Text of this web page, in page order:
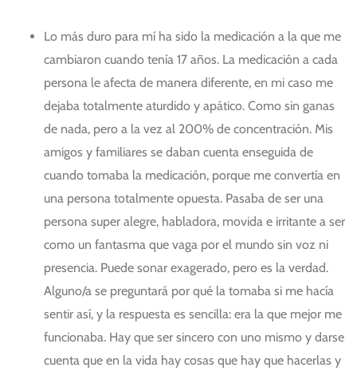
Lo más duro para mí ha sido la medicación a la que me
cambiaron cuando tenía 17 años. La medicación a cada
persona le afecta de manera diferente, en mi caso me
dejaba totalmente aturdido y apático. Como sin ganas
de nada, pero a la vez al 200% de concentración. Mis
amigos y familiares se daban cuenta enseguida de
cuando tomaba la medicación, porque me convertía en
una persona totalmente opuesta. Pasaba de ser una
persona super alegre, habladora, movida e irritante a ser
como un fantasma que vaga por el mundo sin voz ni
presencia. Puede sonar exagerado, pero es la verdad.
Alguno/a se preguntará por qué la tomaba si me hacía
sentir así, y la respuesta es sencilla: era la que mejor me
funcionaba. Hay que ser sincero con uno mismo y darse
cuenta que en la vida hay cosas que hay que hacerlas y